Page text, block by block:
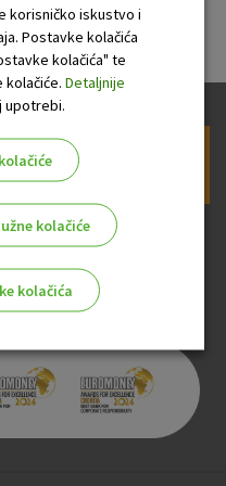
korisničko iskustvo i
Postavke kolačića
kolačića" te
Detaljnije
upotrebi.
kolačiće
kolačića